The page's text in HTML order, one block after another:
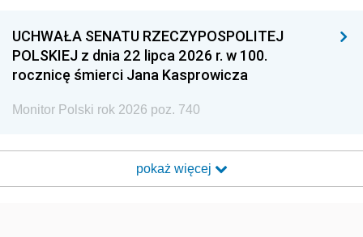
UCHWAŁA SENATU RZECZYPOSPOLITEJ
POLSKIEJ z dnia 22 lipca 2026 r. w 100.
rocznicę śmierci Jana Kasprowicza
Monitor Polski rok 2026 poz. 740
pokaż więcej